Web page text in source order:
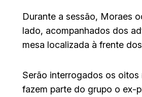
Durante a sessão, Moraes
lado, acompanhados dos
mesa localizada à frente
Serão interrogados os
fazem parte do grupo o ex-